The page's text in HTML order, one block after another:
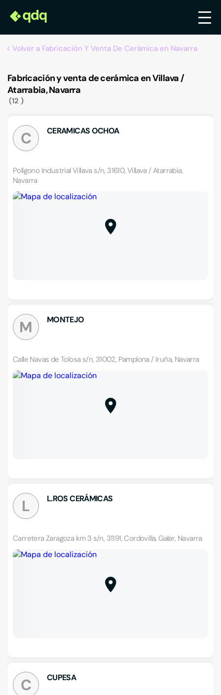
Volver a Fabricación Y Venta De Cerámica en Navarra
Fabricación y venta de cerámica en Villava /
Atarrabia, Navarra
12
C CERAMICAS OCHOA
Polígono Industrial Villava s/n, 31610, Villava / Atarrabia,
Navarra
M MONTEJO
Calle Navas de Tolosa s/n, 31002, Pamplona / Iruña, Navarra
L L.ROS CERÁMICAS
Carretera Zaragoza km 3 s/n, 31191, Cordovilla, Galar, Navarra
C CUPESA